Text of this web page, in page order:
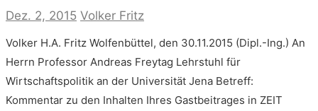
Dez. 2, 2015 Volker Fritz
Volker H.A. Fritz Wolfenbüttel, den 30.11.2015 (Dipl.-Ing.) An
Herrn Professor Andreas Freytag Lehrstuhl für
Wirtschaftspolitik an der Universität Jena Betreff:
Kommentar zu den Inhalten Ihres Gastbeitrages in ZEIT